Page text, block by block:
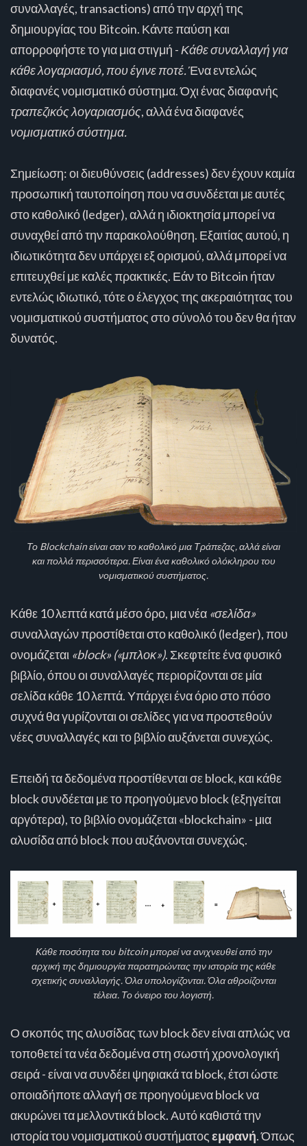
συναλλαγές, transactions) από την αρχή της
δημιουργίας του Bitcoin. Κάντε παύση και
απορροφήστε το για μια στιγμή -Κάθε συναλλαγή για
κάθε λογαριασμό, που έγινε ποτέ.Ένα εντελώς
διαφανές νομισματικό σύστημα. Όχι ένας διαφανής
τραπεζικός λογαριασμός, αλλά ένα διαφανές
νομισματικό σύστημα.
Σημείωση: οι διευθύνσεις (addresses) δεν έχουν καμία
προσωπική ταυτοποίηση που να συνδέεται με αυτές
στο καθολικό (ledger), αλλά η ιδιοκτησία μπορεί να
συναχθεί από την παρακολούθηση. Εξαιτίας αυτού, η
ιδιωτικότητα δεν υπάρχει εξ ορισμού, αλλά μπορεί να
επιτευχθεί με καλές πρακτικές. Εάν το Bitcoin ήταν
εντελώς ιδιωτικό, τότε ο έλεγχος της ακεραιότητας του
νομισματικού συστήματος στο σύνολό του δεν θα ήταν
δυνατός.
Το Blockchain είναι σαν το καθολικό μια Τράπεζας, αλλά είναι
και πολλά περισσότερα. Είναι ένα καθολικό ολόκληρου του
νομισματικού συστήματος.
Κάθε 10 λεπτά κατά μέσο όρο, μια νέα «σελίδα»
συναλλαγών προστίθεται στο καθολικό (ledger), που
ονομάζεται «block» («μπλοκ»). Σκεφτείτε ένα φυσικό
βιβλίο, όπου οι συναλλαγές περιορίζονται σε μία
σελίδα κάθε 10 λεπτά. Υπάρχει ένα όριο στο πόσο
συχνά θα γυρίζονται οι σελίδες για να προστεθούν
νέες συναλλαγές και το βιβλίο αυξάνεται συνεχώς.
Επειδή τα δεδομένα προστίθενται σε block, και κάθε
block συνδέεται με το προηγούμενοblock(εξηγείται
αργότερα), το βιβλίο ονομάζεται «blockchain» - μια
αλυσίδα από block που αυξάνονται συνεχώς.
Κάθε ποσότητα του bitcoin μπορεί να ανιχνευθεί από την
αρχική της δημιουργία παρατηρώντας την ιστορία της κάθε
σχετικής συναλλαγής. Όλα υπολογίζονται. Όλα αθροίζονται
τέλεια. Το όνειρο του λογιστή.
Ο σκοπός της αλυσίδας των block δεν είναι απλώς να
τοποθετεί τα νέα δεδομένα στη σωστή χρονολογική
σειρά - είναι να συνδέει ψηφιακά τα block, έτσι ώστε
οποιαδήποτε αλλαγή σε προηγούμενα block να
ακυρώνει τα μελλοντικά block. Αυτό καθιστά την
ιστορία του νομισματικού συστήματοςεμφανή. Όπως